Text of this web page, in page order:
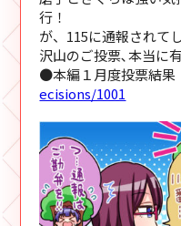
行！
が、115に通報され
沢山のご投票､本当に
●本編１月度投票結
ecisions/1001